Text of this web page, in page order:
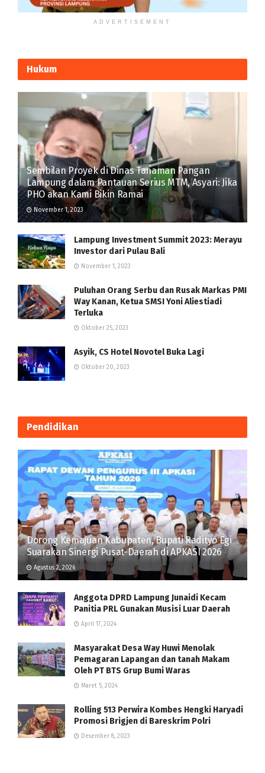
ADVERTISEMENT
Hukum
Sembilan Proyek di Dinas Tanaman Pangan
Lampung dalam Pantauan Serius MTM, Asyari: Jika
PHO akan Kami Bikin Ramai
November 1, 2023
Lampung Investment Summit 2023: Merayu
Investor dari Pulau Bali
November 1, 2023
Puluhan Orang Serbu dan Rusak Markas PMI
Way Kanan, Ketua SMSI Yoni Aliestiadi
Terluka
Oktober 25, 2023
Asyik, CS Hotel Novotel Buka Lagi
Oktober 20, 2023
Pendidikan
Dorong Kemajuan Kabupaten, Bupati Radityo Egi
Suarakan Sinergi Pusat-Daerah di APKASI 2026
Agustus 2, 2026
Anggota DPRD Lampung Junaidi Kecam
Panitia PRL Gunakan Musisi Luar Daerah
April 17, 2024
Masyarakat Desa Way Huwi Menolak
Pemagaran Lapangan dan tanah Makam
Oleh PT BTS Grup Bumi Waras
Maret 5, 2024
Rolling 513 Perwira Kombes Hengki Haryadi
Promosi Brigjen di Bareskrim Polri
Desember 8, 2023